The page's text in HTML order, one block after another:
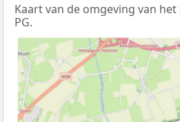
Kaart van de omgeving van
PG.